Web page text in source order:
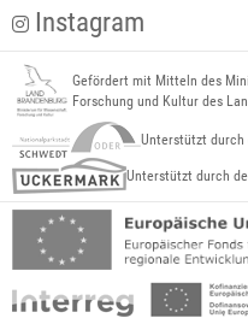
Instagram
Gefördert mit Mitteln des
Forschung und Kultur des
Unterstützt durch
Unterstützt durch